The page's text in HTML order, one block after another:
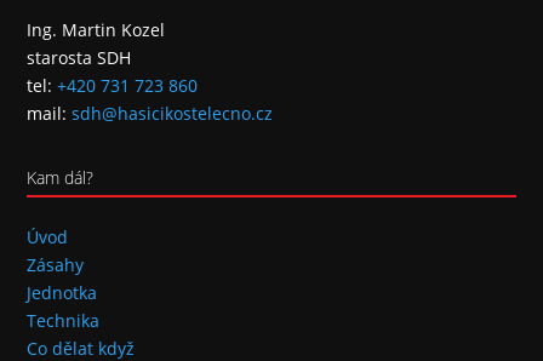
Ing. Martin Kozel
starosta SDH
tel:+420 731 723 860
mail:sdh@hasicikostelecno.cz
Kam dál?
Úvod
Zásahy
Jednotka
Technika
Co dělat když